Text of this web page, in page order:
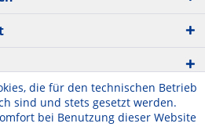
die für den technischen Betrieb
sind und stets gesetzt werden.
bei Benutzung dieser Website